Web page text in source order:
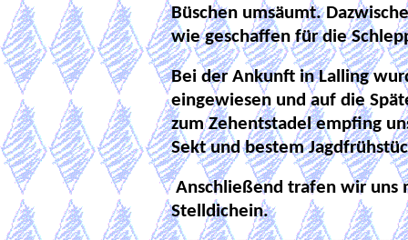
Büschen umsäumt.
wie geschaffen für die
Bei der Ankunft in Lalling
eingewiesen und auf die
zum Zehentstadel empfing
Sekt und bestem
Anschließend trafen wir uns
Stelldichein.